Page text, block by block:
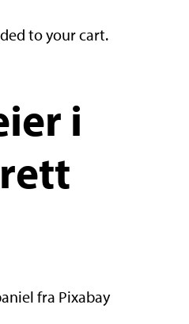
to your cart.
i
fra Pixabay